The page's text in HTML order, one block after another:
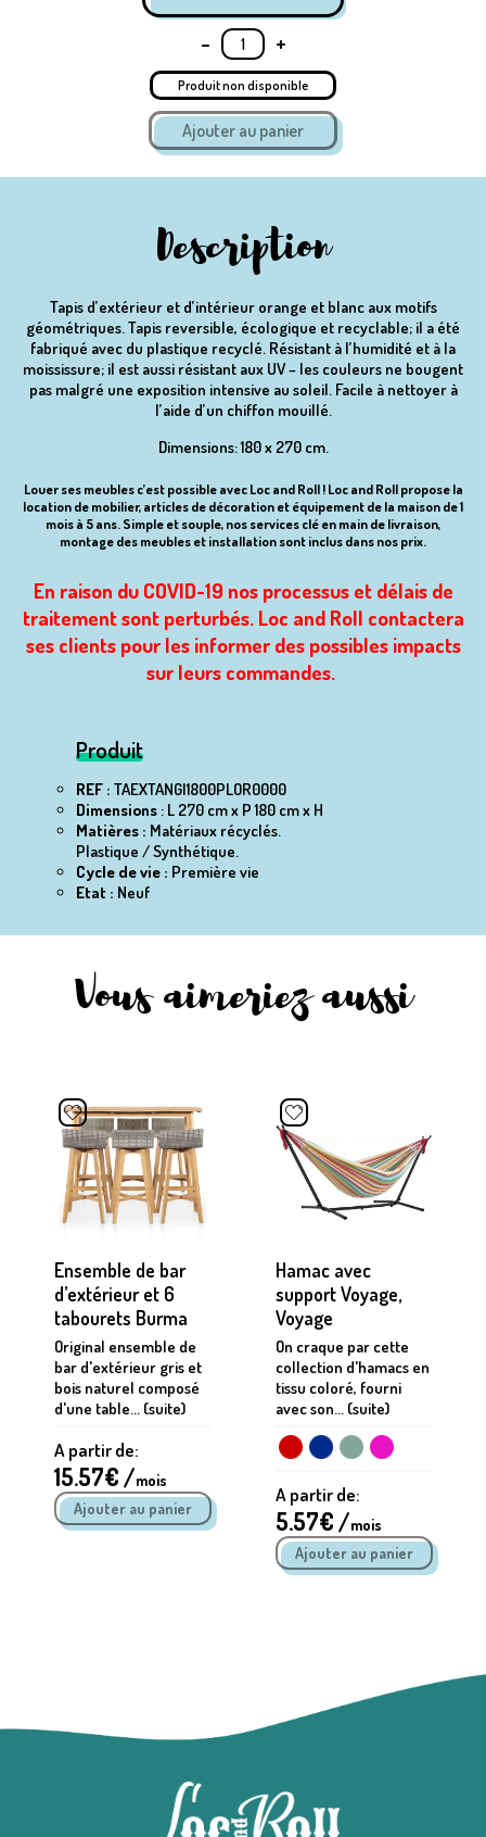
- +
Produit non disponible
Description
Tapis d’extérieur et d’intérieur orange et blanc aux motifs
géométriques. Tapis reversible, écologique et recyclable; il a été
fabriqué avec du plastique recyclé. Résistant à l’humidité et à la
moississure; il est aussi résistant aux UV – les couleurs ne bougent
pas malgré une exposition intensive au soleil. Facile à nettoyer à
l’aide d’un chiffon mouillé.
Dimensions: 180 x 270 cm.
Louer ses meubles c’est possible avec Loc and Roll ! Loc and Roll propose la
location de mobilier, articles de décoration et équipement de la maison de 1
mois à 5 ans. Simple et souple, nos services clé en main de livraison,
montage des meubles et installation sont inclus dans nos prix.
En raison du COVID-19 nos processus et délais de
traitement sont perturbés. Loc and Roll contactera
ses clients pour les informer des possibles impacts
sur leurs commandes.
Produit
REF : TAEXTANGI1800PLOR0000
Dimensions: L 270 cm x P 180 cm x H
Matières : Matériaux récyclés.
Plastique / Synthétique.
Cycle de vie : Première vie
Etat : Neuf
Vous aimeriez aussi
Ensemble de bar
d’extérieur et 6
tabourets Burma
Original ensemble de
bar d'extérieur gris et
bois naturel composé
d'une table... (suite)
A partir de:
15.57€ /mois
Hamac avec
support Voyage,
Voyage
On craque par cette
collection d'hamacs en
tissu coloré, fourni
avec son... (suite)
A partir de:
5.57€ /mois